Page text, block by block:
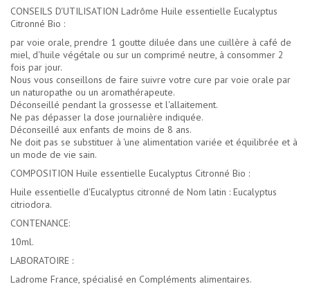
CONSEILS D'UTILISATION Ladrôme Huile essentielle Eucalyptus
Citronné Bio :
par voie orale, prendre 1 goutte diluée dans une cuillère à café de
miel, d'huile végétale ou sur un comprimé neutre, à consommer 2
fois par jour.
Nous vous conseillons de faire suivre votre cure par voie orale par
un naturopathe ou un aromathérapeute.
Déconseillé pendant la grossesse et l'allaitement.
Ne pas dépasser la dose journalière indiquée.
Déconseillé aux enfants de moins de 8 ans.
Ne doit pas se substituer à 'une alimentation variée et équilibrée et à
un mode de vie sain.
COMPOSITION Huile essentielle Eucalyptus Citronné Bio :
Huile essentielle d'Eucalyptus citronné de Nom latin : Eucalyptus
citriodora.
CONTENANCE:
10ml.
LABORATOIRE :
Ladrome France, spécialisé en Compléments alimentaires.